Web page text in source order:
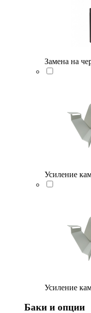
Замена на
Усиление
Усиление
Баки и опции